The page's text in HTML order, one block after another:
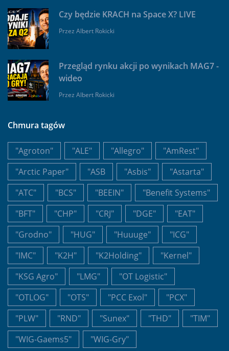
Czy będzie KRACH na Space X? LIVE
Przez Albert Rokicki
Przegląd rynku akcji po wynikach MAG7 -
wideo
Przez Albert Rokicki
Chmura tagów
"Agroton" "ALE" "Allegro"
"AmRest"
"Arctic Paper"
"ASB "Asbis"
"Astarta"
"ATC"
"BCS" "BEEIN"
"Benefit Systems"
"BFT"
"CHP" "CRJ" "DGE"
"EAT"
"Grodno"
"HUG" "Huuuge"
"ICG"
"IMC"
"K2H" "K2Holding"
"Kernel"
"KSG Agro"
"LMG"
"OT Logistic"
"OTLOG"
"OTS" "PCC Exol"
"PCX"
"PLW"
"RND" "Sunex" "THD"
"TIM"
"WIG-Gaems5"
"WIG-Gry"